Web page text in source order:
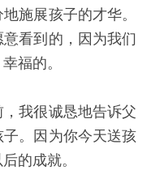
施展孩子的才华。
看到的，因为我们
福的。
我很诚恳地告诉父
。因为你今天送孩
的成就。